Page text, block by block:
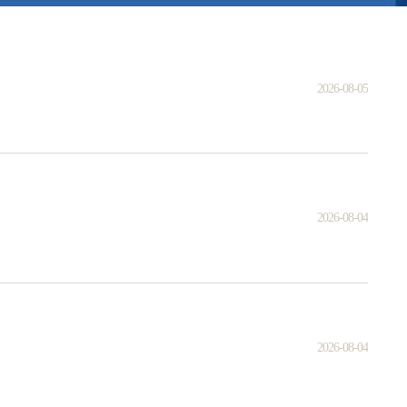
2026-08-05
2026-08-04
2026-08-04